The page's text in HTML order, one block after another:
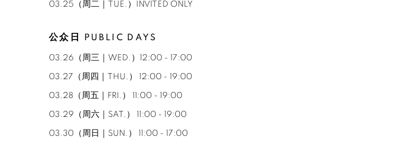
03.25（周二｜TUE.）INVITED ONLY
公众日 PUBLIC DAYS
03.26（周三｜WED.）12:00 - 17:00
03.27（周四｜THU.） 12:00 - 19:00
03.28（周五｜FRI.） 11:00 - 19:00
03.29（周六｜SAT.） 11:00 - 19:00
03.30（周日｜SUN.） 11:00 - 17:00